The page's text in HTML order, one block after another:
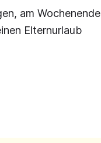
am Wochenende
Elternurlaub